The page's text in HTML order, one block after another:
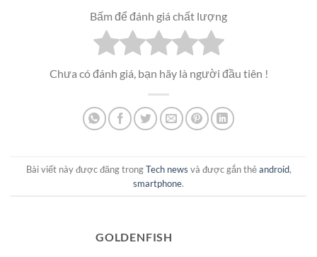
Bấm để đánh giá chất lượng
Chưa có đánh giá, bạn hãy là người đầu tiên !
Bài viết này được đăng trongTech news và được gắn thẻandroid,
smartphone.
GOLDENFISH